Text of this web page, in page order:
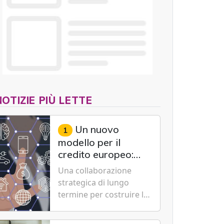
PIÙ LETTE
1 Un nuovo
modello per il
credito europeo:
UniCredit,
Accenture e IBM
scommettono
sull'innovazione
tecnologica
Una collaborazione
strategica di lungo
termine per costruire la
nuova generazione